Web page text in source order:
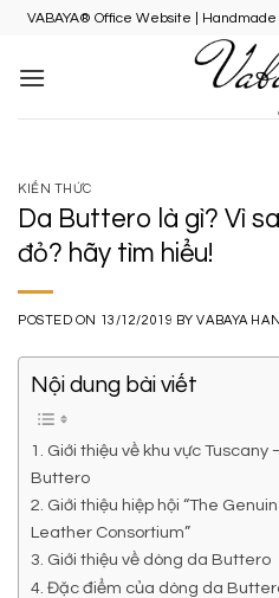
Skip
content
VABAYA® Office Website |
KIẾN THỨC
Da Buttero là gì? Vì
đỏ? hãy tìm hiểu!
POSTED ON 13/12/2019 BYVABAYA
Nội dung bài viết
1. Giới thiệu về khu vực
Buttero
2. Giới thiệu hiệp hội “The
Leather Consortium”
3. Giới thiệu về dòng da Buttero
4. Đặc điểm của dòng da